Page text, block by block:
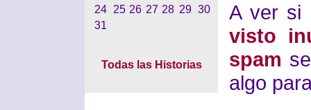
24
25 26 27 28 29 30
31
Todas las Historias
A ver si
visto
spam
algo